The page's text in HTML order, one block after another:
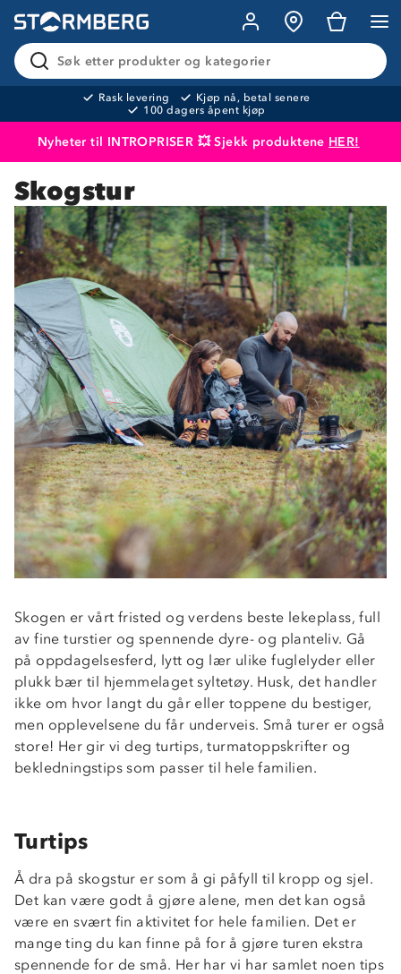
Søk etter produkter og kategorier
Rask levering
Kjøp nå, betal senere
100 dagers åpent kjøp
Nyheter til INTROPRISER 💥 Sjekk produktene HER!
Produktet er lagt i handlekurven
Skogstur
Skogen er vårt fristed og verdens beste lekeplass, full
av fine turstier og spennende dyre- og planteliv. Gå
på oppdagelsesferd, lytt og lær ulike fuglelyder eller
plukk bær til hjemmelaget syltetøy. Husk, det handler
ikke om hvor langt du går eller toppene du bestiger,
men opplevelsene du får underveis. Små turer er også
store! Her gir vi deg turtips, turmatoppskrifter og
bekledningstips som passer til hele familien.
Turtips
Å dra på skogstur er som å gi påfyll til kropp og sjel.
Det kan være godt å gjøre alene, men det kan også
være en svært fin aktivitet for hele familien. Det er
mange ting du kan finne på for å gjøre turen ekstra
spennende for de små. Her har vi har samlet noen tips